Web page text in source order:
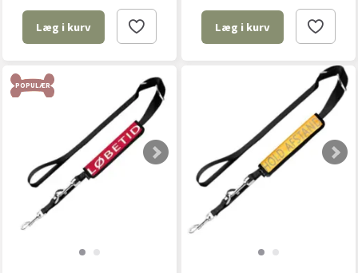
Læg i kurv Læg i kurv
POPULÆR